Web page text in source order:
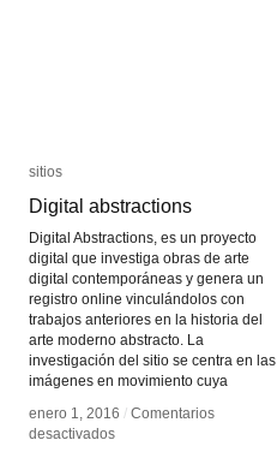
sitios
Digital abstractions
Digital Abstractions, es un proyecto
digital que investiga obras de arte
digital contemporáneas y genera un
registro online vinculándolos con
trabajos anteriores en la historia del
arte moderno abstracto. La
investigación del sitio se centra en las
imágenes en movimiento cuya
enero 1, 2016 / Comentarios
desactivadosen
sitios
Digital abstractions
enero 1, 2016 / Comentarios
desactivadosen